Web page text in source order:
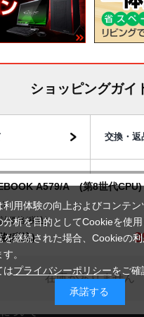
A579/A (第8世代CPU)
)
価格(税込)
(税込)
在庫がありません
ショッピングガイ
交換・返
商品・保
ついて
利用体験の向上およびコンテン
分析を目的としてCookieを使
を継続された場合、Cookieの
。
はプライバシーポリシーをご確
承諾する